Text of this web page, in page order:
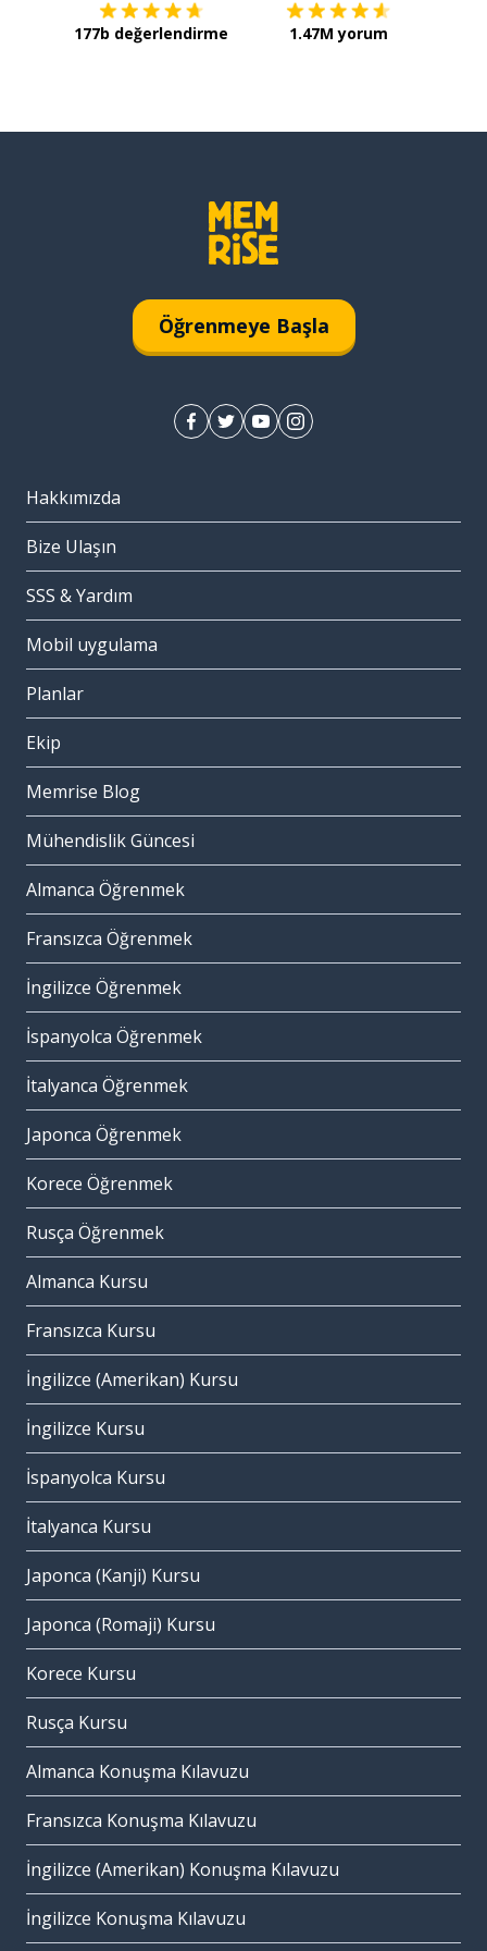
177b değerlendirme 1.47M yorum
Öğrenmeye Başla
Hakkımızda
Bize Ulaşın
SSS & Yardım
Mobil uygulama
Planlar
Ekip
Memrise Blog
Mühendislik Güncesi
Almanca Öğrenmek
Fransızca Öğrenmek
İngilizce Öğrenmek
İspanyolca Öğrenmek
İtalyanca Öğrenmek
Japonca Öğrenmek
Korece Öğrenmek
Rusça Öğrenmek
Almanca Kursu
Fransızca Kursu
İngilizce (Amerikan) Kursu
İngilizce Kursu
İspanyolca Kursu
İtalyanca Kursu
Japonca (Kanji) Kursu
Japonca (Romaji) Kursu
Korece Kursu
Rusça Kursu
Almanca Konuşma Kılavuzu
Fransızca Konuşma Kılavuzu
İngilizce (Amerikan) Konuşma Kılavuzu
İngilizce Konuşma Kılavuzu